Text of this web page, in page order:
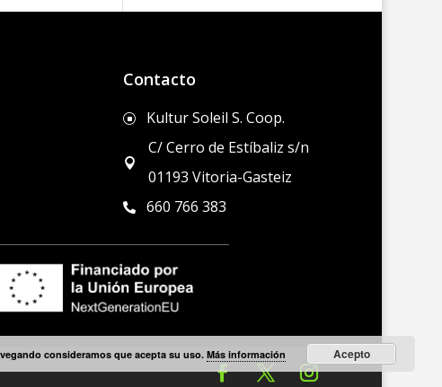
Contacto
] Kultur Soleil S. Coop.

C/ Cerro de Estíbaliz s/n
01193 Vitoria-Gasteiz
 660 766 383
consideramos que acepta su uso. Más información Acepto